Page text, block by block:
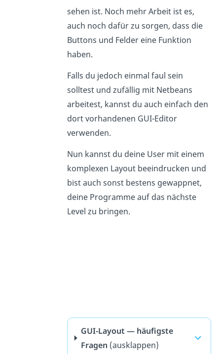
sehen ist. Noch mehr Arbeit ist es,
auch noch dafür zu sorgen, dass die
Buttons und Felder eine Funktion
haben.
Falls du jedoch einmal faul sein
solltest und zufällig mit Netbeans
arbeitest, kannst du auch einfach den
dort vorhandenen GUI-Editor
verwenden.
Nun kannst du deine User mit einem
komplexen Layout beeindrucken und
bist auch sonst bestens gewappnet,
deine Programme auf das nächste
Level zu bringen.
GUI-Layout — häufigste
Fragen (ausklappen)